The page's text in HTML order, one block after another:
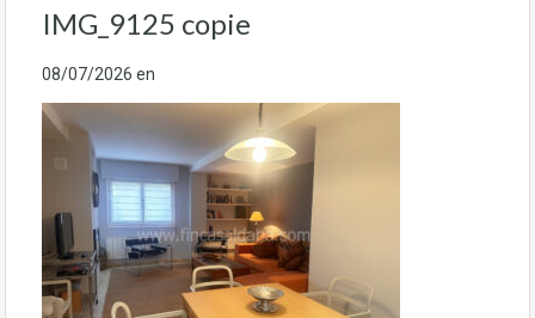
IMG_9125 copie
08/07/2026 en